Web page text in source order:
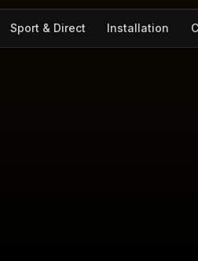
Sport & Direct Installation